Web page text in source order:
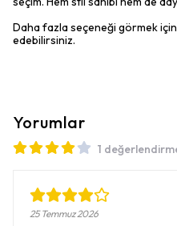
Daha fazla seçeneği görmek için
edebilirsiniz.
Yorumlar
1
25 Temmuz 2026